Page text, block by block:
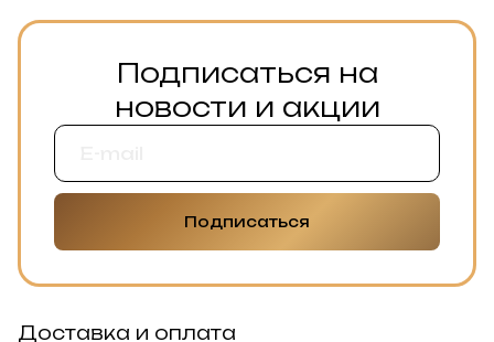
Подписаться на
новости и акции
Подписаться
Доставка и оплата